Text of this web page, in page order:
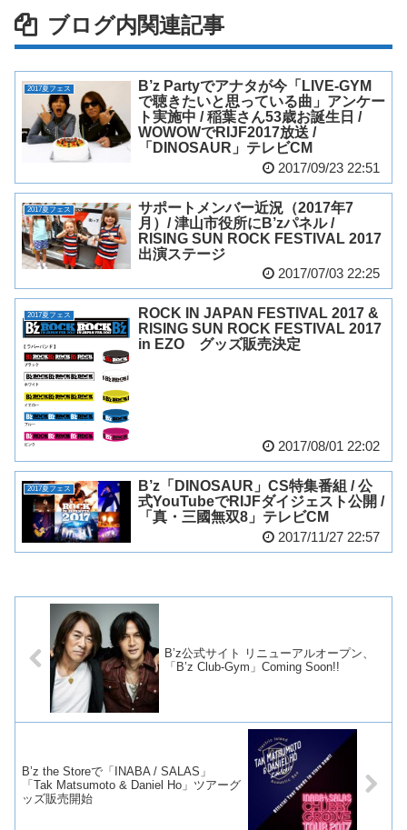
ブログ内関連記事
2017夏フェス
B’z Partyでアナタが今「LIVE-GYM
で聴きたいと思っている曲」アンケー
ト実施中 / 稲葉さん53歳お誕生日 /
WOWOWでRIJF2017放送 /
「DINOSAUR」テレビCM
2017/09/23 22:51
2017夏フェス
サポートメンバー近況（2017年7
月）/ 津山市役所にB’zパネル /
RISING SUN ROCK FESTIVAL 2017
出演ステージ
2017/07/03 22:25
2017夏フェス
ROCK IN JAPAN FESTIVAL 2017 &
RISING SUN ROCK FESTIVAL 2017
in EZO グッズ販売決定
2017/08/01 22:02
2017夏フェス
B’z「DINOSAUR」CS特集番組 / 公
式YouTubeでRIJFダイジェスト公開 /
「真・三國無双8」テレビCM
2017/11/27 22:57
B’z公式サイト リニューアルオープン、
「B’z Club-Gym」Coming Soon!!
B’z the Storeで「INABA / SALAS」
「Tak Matsumoto & Daniel Ho」ツアーグ
ッズ販売開始